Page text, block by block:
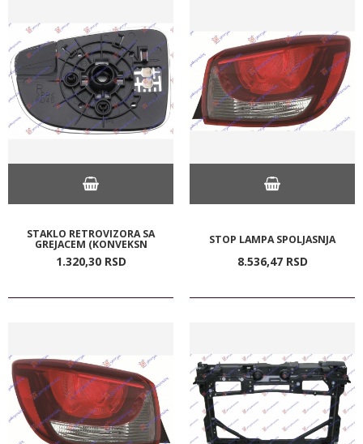
STAKLO RETROVIZORA SA
GREJACEM (KONVEKSN
1.320,30 RSD
STOP LAMPA SPOLJASNJA
8.536,47 RSD